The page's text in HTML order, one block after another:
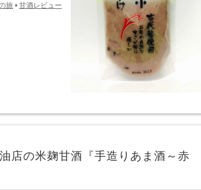
旅 • 甘酒レビュー
店の米麹甘酒『手造りあま酒～赤